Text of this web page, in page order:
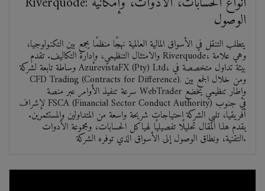
الوصول
يتطلب التنقل في الأسواق المالية العالمية نهجًا منظمًا يجمع بين التكنولوجيا،
والامتثال التنظيمي، وإدارة التكاليف. تقدم Riverquode، وهي علامة
وساطة تابعة لشركة AzurevistaFX (Pty) Ltd، بيئة تداول متخصصة في
CFD Trading (Contracts for Difference). ومن خلال الجمع بين
سرعة تنفيذ الأوامر عبر منصة WebTrader وإطار تنظيمي يخضع
لإشراف FSCA (Financial Sector Conduct Authority) في جنوب
أفريقيا، تلبي الشركة احتياجات شريحة واسعة من المتداولين والمستثمرين.
يقدم هذا المقال تحليلًا تفصيليًا لهياكل الحسابات، ومجموعة الأدوات
التقنية، ونطاق الوصول إلى الأسواق الذي توفره الشركة.